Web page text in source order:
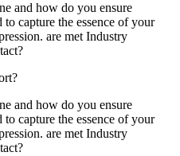
and how do you ensure
to capture the essence of your
are met Industry
and how do you ensure
to capture the essence of your
are met Industry